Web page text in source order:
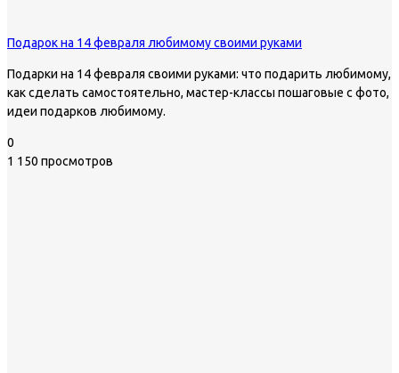
Подарок на 14 февраля любимому своими руками
Подарки на 14 февраля своими руками: что подарить любимому,
как сделать самостоятельно, мастер-классы пошаговые с фото,
идеи подарков любимому.
0
1 150 просмотров